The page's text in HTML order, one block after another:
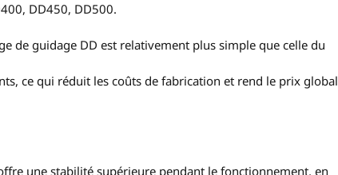
DD450, DD500.
de guidage DD est relativement plus simple que celle du
ce qui réduit les coûts de fabrication et rend le prix global
une stabilité supérieure pendant le fonctionnement, en